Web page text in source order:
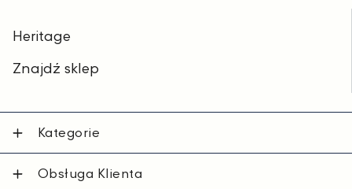
Heritage
Znajdź sklep
Kategorie
Obsługa Klienta